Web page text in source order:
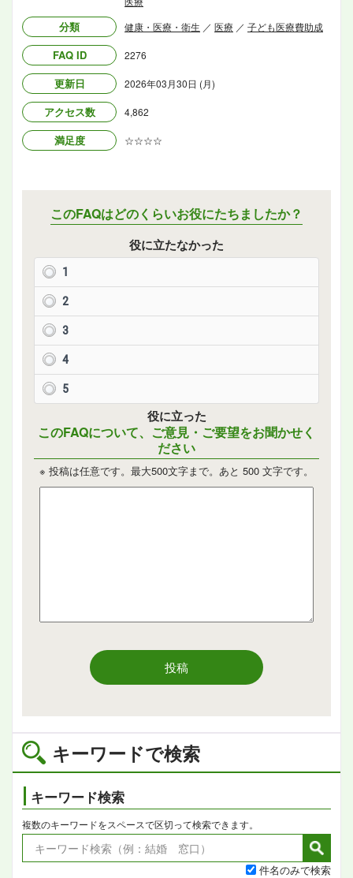
キーワードで検索
キーワード検索
複数のキーワードをスペースで区切って検索できます。
件名のみで検索
分類 健康・医療・衛生 ／ 医療 ／ 子ども医療費助成
FAQ ID 2276
更新日 2026年03月30日 (月)
アクセス数 4,862
満足度 ☆☆☆☆
このFAQはどのくらいお役にたちましたか？
役に立たなかった
1
2
3
4
5
役に立った
このFAQについて、ご意見・ご要望をお聞かせく
ださい
※ 投稿は任意です。最大500文字まで。あと 500 文字です。
投稿